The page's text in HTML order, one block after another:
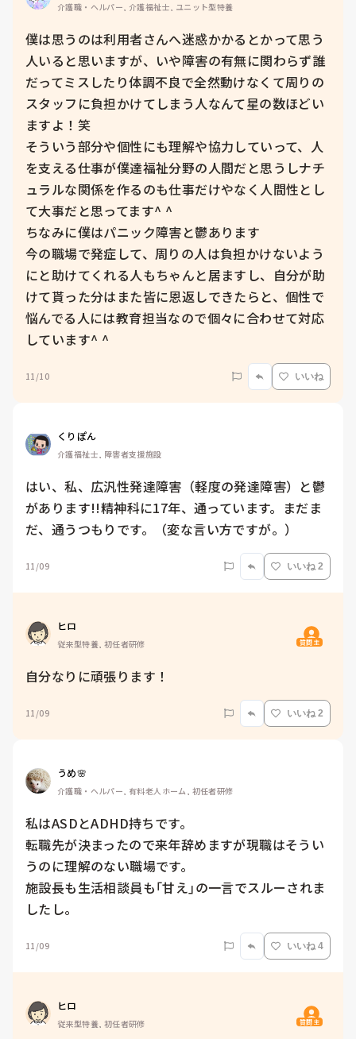
介護職・ヘルパー, 介護福祉士, ユニット型特養
僕は思うのは利用者さんへ迷惑かかるとかって思う
人いると思いますが、いや障害の有無に関わらず誰
だってミスしたり体調不良で全然動けなくて周りの
スタッフに負担かけてしまう人なんて星の数ほどい
ますよ！笑
そういう部分や個性にも理解や協力していって、人
を支える仕事が僕達福祉分野の人間だと思うしナチ
ュラルな関係を作るのも仕事だけやなく人間性とし
て大事だと思ってます^ ^
ちなみに僕はパニック障害と鬱あります
今の職場で発症して、周りの人は負担かけないよう
にと助けてくれる人もちゃんと居ますし、自分が助
けて貰った分はまた皆に恩返しできたらと、個性で
悩んでる人には教育担当なので個々に合わせて対応
しています^ ^
11/10 いいね
くりぽん
介護福祉士, 障害者支援施設
はい、私、広汎性発達障害（軽度の発達障害）と鬱
があります!!精神科に17年、通っています。まだま
だ、通うつもりです。（変な言い方ですが。）
11/09 いいね 2
ヒロ
従来型特養, 初任者研修 質問主
自分なりに頑張ります！
11/09 いいね 2
うめ🌸
介護職・ヘルパー, 有料老人ホーム, 初任者研修
私はASDとADHD持ちです。
転職先が決まったので来年辞めますが現職はそうい
うのに理解のない職場です。
施設長も生活相談員も｢甘え｣の一言でスルーされま
したし。
11/09 いいね 4
ヒロ
従来型特養, 初任者研修 質問主